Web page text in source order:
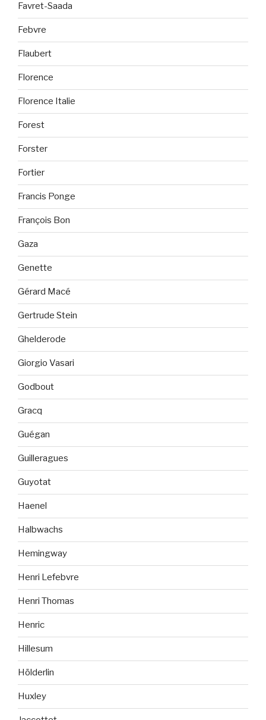
Favret-Saada
Febvre
Flaubert
Florence
Florence Italie
Forest
Forster
Fortier
Francis Ponge
François Bon
Gaza
Genette
Gérard Macé
Gertrude Stein
Ghelderode
Giorgio Vasari
Godbout
Gracq
Guégan
Guilleragues
Guyotat
Haenel
Halbwachs
Hemingway
Henri Lefebvre
Henri Thomas
Henric
Hillesum
Hölderlin
Huxley